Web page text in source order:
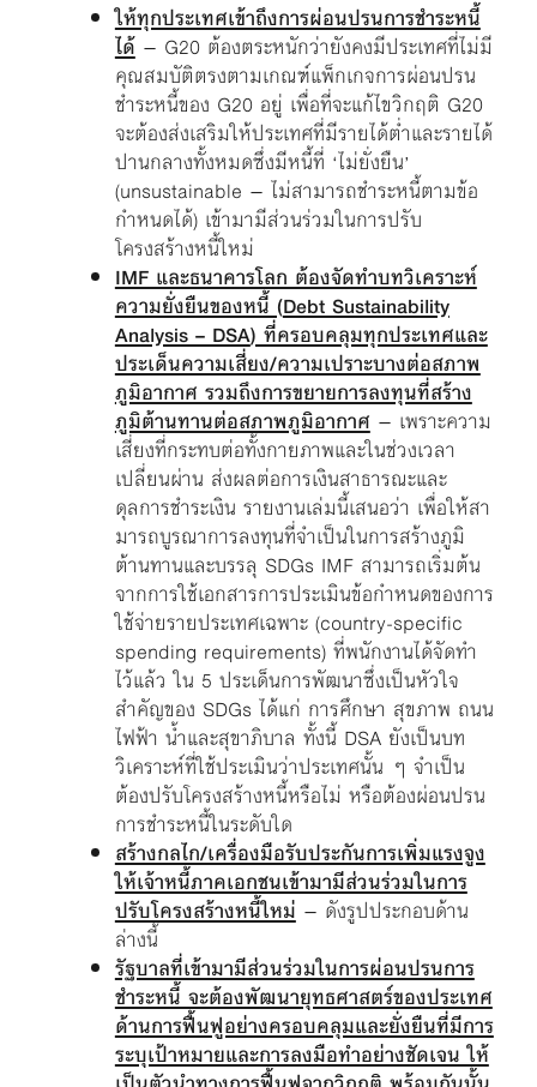
ให้ทุกประเทศเข้าถึงการผ่อนปรนการชำระหนี้
ได้– G20 ต้องตระหนักว่ายังคงมีประเทศที่ไม่มี
คุณสมบัติตรงตามเกณฑ์แพ็กเกจการผ่อนปรน
ชำระหนี้ของ G20 อยู่ เพื่อที่จะแก้ไขวิกฤติ G20
จะต้องส่งเสริมให้ประเทศที่มีรายได้ต่ำและรายได้
ปานกลางทั้งหมดซึ่งมีหนี้ที่ ‘ไม่ยั่งยืน’
(unsustainable – ไม่สามารถชำระหนี้ตามข้อ
กำหนดได้) เข้ามามีส่วนร่วมในการปรับ
โครงสร้างหนี้ใหม่
IMF และธนาคารโลก ต้องจัดทำบทวิเคราะห์
ความยั่งยืนของหนี้ (Debt Sustainability
Analysis – DSA) ที่ครอบคลุมทุกประเทศและ
ประเด็นความเสี่ยง/ความเปราะบางต่อสภาพ
ภูมิอากาศ รวมถึงการขยายการลงทุนที่สร้าง
ภูมิต้านทานต่อสภาพภูมิอากาศ– เพราะความ
เสี่ยงที่กระทบต่อทั้งกายภาพและในช่วงเวลา
เปลี่ยนผ่าน ส่งผลต่อการเงินสาธารณะและ
ดุลการชำระเงิน รายงานเล่มนี้เสนอว่า เพื่อให้สา
มารถบูรณาการลงทุนที่จำเป็นในการสร้างภูมิ
ต้านทานและบรรลุ SDGs IMF สามารถเริ่มต้น
จากการใช้เอกสารการประเมินข้อกำหนดของการ
ใช้จ่ายรายประเทศเฉพาะ (country-specific
spending requirements) ที่พนักงานได้จัดทำ
ไว้แล้ว ใน 5 ประเด็นการพัฒนาซึ่งเป็นหัวใจ
สำคัญของ SDGs ได้แก่ การศึกษา สุขภาพ ถนน
ไฟฟ้า น้ำและสุขาภิบาล ทั้งนี้ DSA ยังเป็นบท
วิเคราะห์ที่ใช้ประเมินว่าประเทศนั้น ๆ จำเป็น
ต้องปรับโครงสร้างหนี้หรือไม่ หรือต้องผ่อนปรน
การชำระหนี้ในระดับใด
สร้างกลไก/เครื่องมือรับประกันการเพิ่มแรงจูง
ให้เจ้าหนี้ภาคเอกชนเข้ามามีส่วนร่วมในการ
ปรับโครงสร้างหนี้ใหม่– ดังรูปประกอบด้าน
ล่างนี้
รัฐบาลที่เข้ามามีส่วนร่วมในการผ่อนปรนการ
ชำระหนี้ จะต้องพัฒนายุทธศาสตร์ของประเทศ
ด้านการฟื้นฟูอย่างครอบคลุมและยั่งยืนที่มีการ
ระบุเป้าหมายและการลงมือทำอย่างชัดเจน ให้